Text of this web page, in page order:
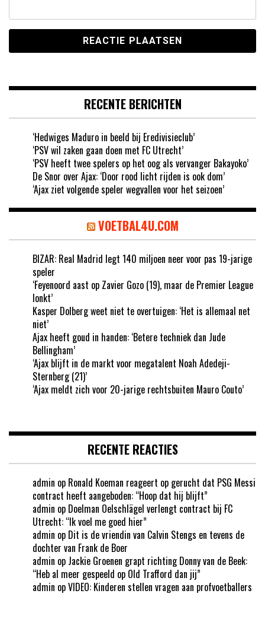
RECENTE BERICHTEN
‘Hedwiges Maduro in beeld bij Eredivisieclub’
‘PSV wil zaken gaan doen met FC Utrecht’
‘PSV heeft twee spelers op het oog als vervanger Bakayoko’
De Snor over Ajax: ‘Door rood licht rijden is ook dom’
‘Ajax ziet volgende speler wegvallen voor het seizoen’
VOETBAL4U.COM
BIZAR: Real Madrid legt 140 miljoen neer voor pas 19-jarige
speler
‘Feyenoord aast op Zavier Gozo (19), maar de Premier League
lonkt’
Kasper Dolberg weet niet te overtuigen: ‘Het is allemaal net
niet’
Ajax heeft goud in handen: ‘Betere techniek dan Jude
Bellingham’
‘Ajax blijft in de markt voor megatalent Noah Adedeji-
Sternberg (21)’
‘Ajax meldt zich voor 20-jarige rechtsbuiten Mauro Couto’
RECENTE REACTIES
admin op Ronald Koeman reageert op gerucht dat PSG Messi
contract heeft aangeboden: “Hoop dat hij blijft”
admin op Doelman Oelschlägel verlengt contract bij FC
Utrecht: “Ik voel me goed hier”
admin op Dit is de vriendin van Calvin Stengs en tevens de
dochter van Frank de Boer
admin op Jackie Groenen grapt richting Donny van de Beek:
“Heb al meer gespeeld op Old Trafford dan jij”
admin opVIDEO: Kinderen stellen vragen aan profvoetballers